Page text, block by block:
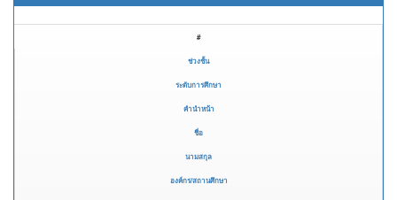
#
ช่วงชั้น
ระดับการศึกษา
คำนำหน้า
ชื่อ
นามสกุล
องค์กร/สถานศึกษา